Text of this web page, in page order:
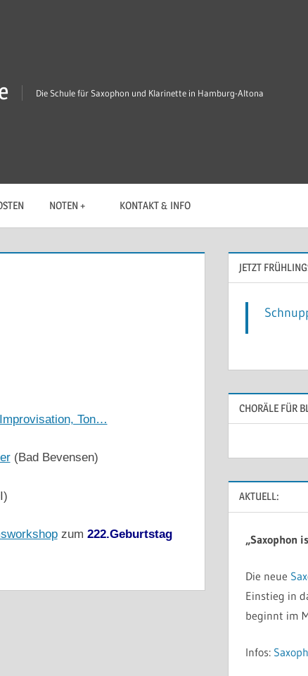
Die Schule für Saxophon und Klarinette in Hamburg-Altona
NOTEN + KONTAKT & INFO
Ton…
(Bad Bevensen)
zum 222.Geburtstag
JETZT
CHORÄLE FÜR
AKTUELL:
„Saxophon
Die neue
Einstieg in
beginnt im
Infos: